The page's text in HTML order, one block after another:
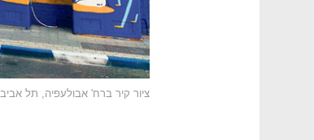
ציור קיר ברח' אבולעפיה, תל אביב